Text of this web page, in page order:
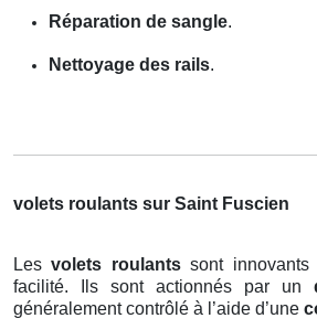
Réparation de sangle.
Nettoyage des rails.
volets roulants sur Saint Fuscien
Lesvolets roulantssont innovants
facilité. Ils sont actionnés par un
généralement contrôlé à l’aide d’une